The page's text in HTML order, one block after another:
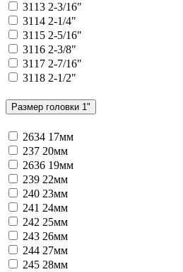
3113 2-3/16"
3114 2-1/4"
3115 2-5/16"
3116 2-3/8"
3117 2-7/16"
3118 2-1/2"
Размер головки 1"
2634 17мм
237 20мм
2636 19мм
239 22мм
240 23мм
241 24мм
242 25мм
243 26мм
244 27мм
245 28мм